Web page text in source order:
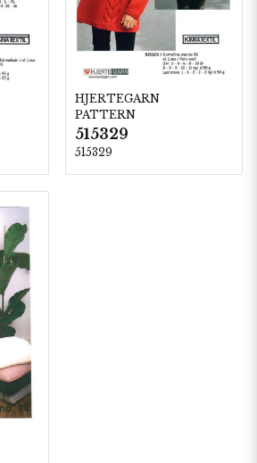
HJERTEGARN
PATTERN
515329
515329